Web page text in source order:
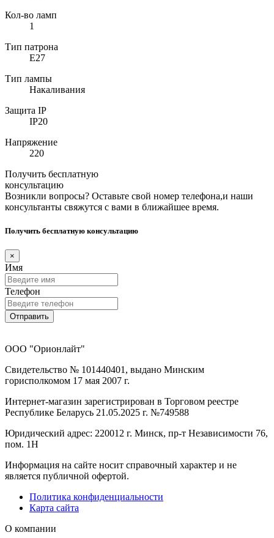
Кол-во ламп
1
Тип патрона
E27
Тип лампы
Накаливания
Защита IP
IP20
Напряжение
220
Получить бесплатную
консультацию
Возникли вопросы? Оставьте свой номер телефона,и наши
консультанты свяжутся с вами в ближайшее время.
Получить бесплатную консультацию
×
Имя
Телефон
Отправить
ООО "Орионлайт"
Свидетельство № 101440401, выдано Минским
горисполкомом 17 мая 2007 г.
Интернет-магазин зарегистрирован в Торговом реестре
Республике Беларусь 21.05.2025 г. №749588
Юридический адрес: 220012 г. Минск, пр-т Независимости 76,
пом. 1Н
Информация на сайте носит справочный характер и не
является публичной офертой.
Политика конфиденциальности
Карта сайта
О компании